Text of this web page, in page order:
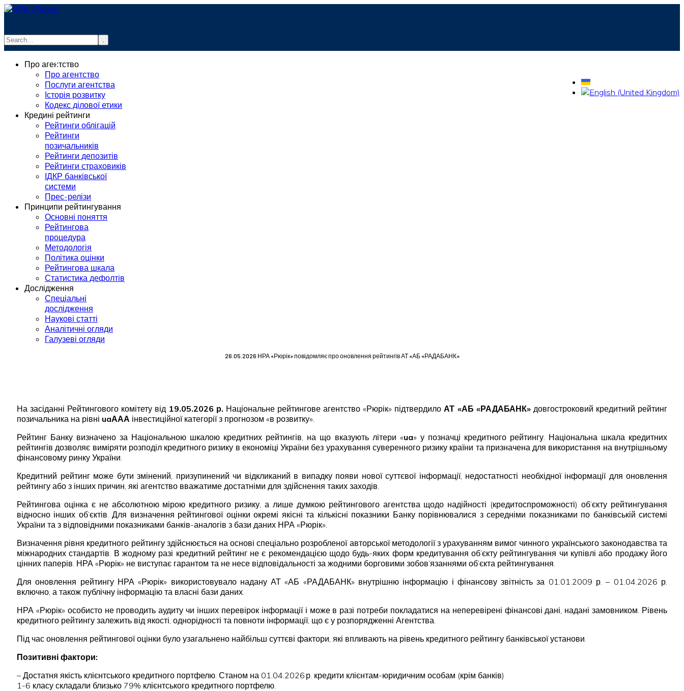
.
info@rurik.com.ua
Про агентство
Про агентство
Послуги агентства
Історія розвитку
Кодекс ділової етики
Кредині рейтинги
Рейтинги облігацій
Рейтинги
позичальників
Рейтинги депозитів
Рейтинги страховиків
ІДКР банківської
системи
Прес-релізи
Принципи рейтингування
Основні поняття
Рейтингова
процедура
Методологія
Політика оцінки
Рейтингова шкала
Статистика дефолтів
Дослідження
Спеціальні
дослідження
Наукові статті
Аналітичні огляди
Галузеві огляди
26.05.2026 НРА «Рюрік» повідомляє про оновлення рейтингів АТ «АБ «РАДАБАНК»
На засіданні Рейтингового комітету від 19.05.2026 р. Національне рейтингове агентство «Рюрік» підтвердилоАТ «АБ «РАДАБАНК»довгостроковий кредитний рейтинг
позичальника на рівні uaААА інвестиційної категорії з прогнозом «в розвитку».
Рейтинг Банку визначено за Національною шкалою кредитних рейтингів, на що вказують літери «ua» у позначці кредитного рейтингу. Національна шкала кредитних
рейтингів дозволяє виміряти розподіл кредитного ризику в економіці України без урахування суверенного ризику країни та призначена для використання на внутрішньому
фінансовому ринку України.
Кредитний рейтинг може бути змінений, призупинений чи відкликаний в випадку появи нової суттєвої інформації, недостатності необхідної інформації для оновлення
рейтингу або з інших причин, які агентство вважатиме достатніми для здійснення таких заходів.
Рейтингова оцінка є не абсолютною мірою кредитного ризику, а лише думкою рейтингового агентства щодо надійності (кредитоспроможності) об’єкту рейтингування
відносно інших об’єктів. Для визначення рейтингової оцінки окремі якісні та кількісні показники Банку порівнювалися з середніми показниками по банківській системі
України та з відповідними показниками банків-аналогів з бази даних НРА «Рюрік».
Визначення рівня кредитного рейтингу здійснюється на основі спеціально розробленої авторської методології з урахуванням вимог чинного українського законодавства та
міжнародних стандартів. В жодному разі кредитний рейтинг не є рекомендацією щодо будь-яких форм кредитування об’єкту рейтингування чи купівлі або продажу його
цінних паперів. НРА «Рюрік» не виступає гарантом та не несе відповідальності за жодними борговими зобов’язаннями об’єкта рейтингування.
Для оновлення рейтингу НРА «Рюрік» використовувало надану АТ «АБ «РАДАБАНК» внутрішню інформацію і фінансову звітність за 01.01.2009 р. – 01.04.2026 р.
включно, а також публічну інформацію та власні бази даних.
НРА «Рюрік» особисто не проводить аудиту чи інших перевірок інформації і може в разі потреби покладатися на неперевірені фінансові дані, надані замовником. Рівень
кредитного рейтингу залежить від якості, однорідності та повноти інформації, що є у розпорядженні Агентства.
Під час оновлення рейтингової оцінки було узагальнено найбільш суттєві фактори, які впливають на рівень кредитного рейтингу банківської установи.
Позитивні фактори:
– Достатня якість клієнтського кредитного портфелю. Станом на 01.04.2026 р. кредити клієнтам-юридичним особам (крім банків)
1-6 класу складали близько 79% клієнтського кредитного портфелю.